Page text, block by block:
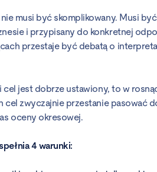
musi być skomplikowany. Musi
i przypisany do konkretnej
przestaje być debatą o
cel jest dobrze ustawiony, to w
cel zwyczajnie przestanie pasować
oceny okresowej.
4 warunki: